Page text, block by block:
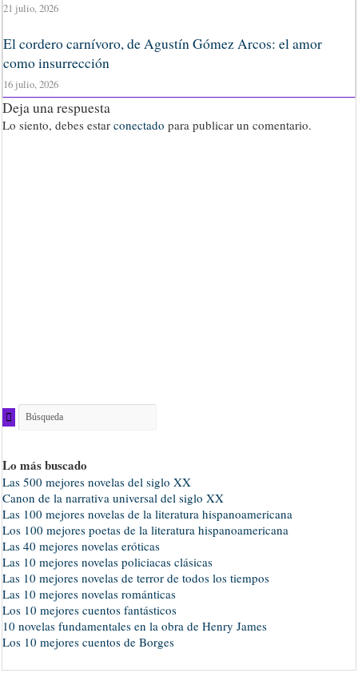
21 julio, 2026
El cordero carnívoro, de Agustín Gómez Arcos: el amor
como insurrección
16 julio, 2026
Deja una respuesta
Lo siento, debes estarconectado para publicar un comentario.
Lo más buscado
Las 500 mejores novelas del siglo XX
Canon de la narrativa universal del siglo XX
Las 100 mejores novelas de la literatura hispanoamericana
Los 100 mejores poetas de la literatura hispanoamericana
Las 40 mejores novelas eróticas
Las 10 mejores novelas policiacas clásicas
Las 10 mejores novelas de terror de todos los tiempos
Las 10 mejores novelas románticas
Los 10 mejores cuentos fantásticos
10 novelas fundamentales en la obra de Henry James
Los 10 mejores cuentos de Borges